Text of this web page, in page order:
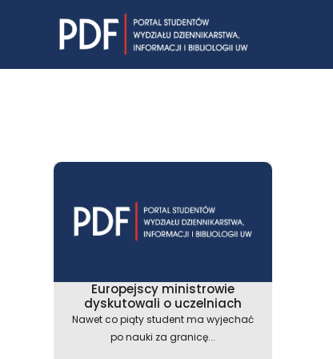
Europejscy ministrowie
dyskutowali o uczelniach
Nawet co piąty student ma wyjechać
po nauki za granicę...